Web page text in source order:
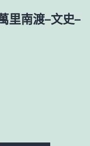
里南渡–文史–